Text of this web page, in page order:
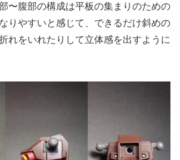
〜腹部の構成は平板の集まりのための
りやすいと感じて、できるだけ斜めの
れをいれたりして立体感を出すように